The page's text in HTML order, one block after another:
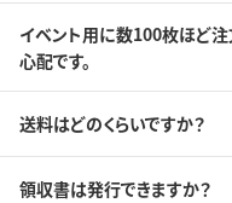
イベント用に数100枚ほど
心配です。
送料はどのくらいですか？
領収書は発行できますか？